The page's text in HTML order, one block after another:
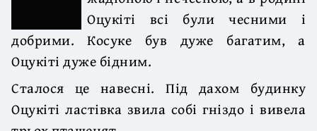
Оцукіті всі були чесними і
добрими. Косуке був дуже багатим, а
Оцукіті дуже бідним.
Сталося це навесні. Під дахом будинку
Оцукіті ластівка звила собі гніздо і вивела